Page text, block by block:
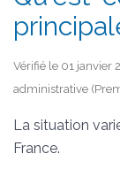
Vérifié le 01 janvier
administrative
La situation
France.